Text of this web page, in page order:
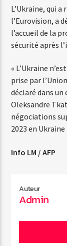
Emission en cours
07:00
L’Ukraine, qui
l’Eurovision, a
l’accueil de la
sécurité après
« L’Ukraine
prise par
déclaré dans
Oleksandre
négociations
2023 en Ukraine
Info LM / AFP
Auteur
Admin